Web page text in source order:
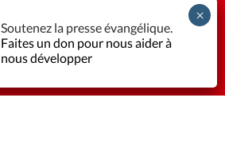
Soutenez la presse évangélique.
Faites un don pour nous aider à
nous développer